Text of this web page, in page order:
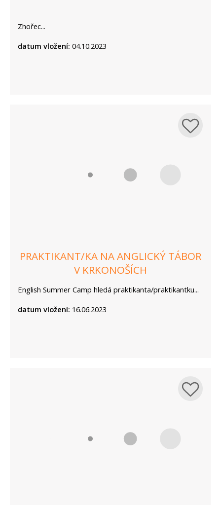
Zhořec...
datum vložení: 04.10.2023
PRAKTIKANT/KA NA ANGLICKÝ TÁBOR
V KRKONOŠÍCH
English Summer Camp hledá praktikanta/praktikantku...
datum vložení: 16.06.2023